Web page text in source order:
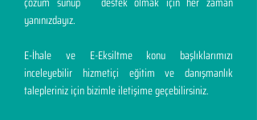
yanınızdayız.
E-İhale ve E-Eksiltme konu başlıklarımızı
inceleyebilir hizmetiçi eğitim ve danışmanlık
talepleriniz için bizimle iletişime geçebilirsiniz.